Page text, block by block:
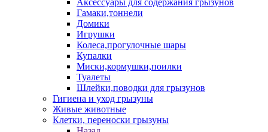
Аксессуары для содержания грызунов
Гамаки,тоннели
Домики
Игрушки
Колеса,прогулочные шары
Купалки
Миски,кормушки,поилки
Туалеты
Шлейки,поводки для грызунов
Гигиена и уход грызуны
Живые животные
Клетки, переноски грызуны